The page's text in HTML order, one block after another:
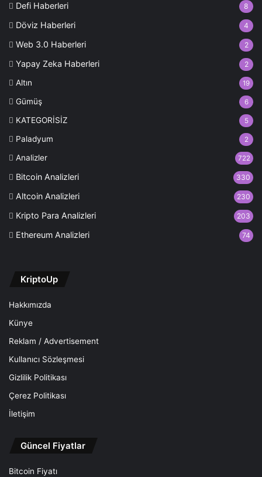
Defi Haberleri 8
Döviz Haberleri 4
Web 3.0 Haberleri 2
Yapay Zeka Haberleri 2
Altın 19
Gümüş 6
KATEGORİSİZ 5
Paladyum 2
Analizler 722
Bitcoin Analizleri 330
Altcoin Analizleri 230
Kripto Para Analizleri 203
Ethereum Analizleri 74
KriptoUp
Hakkımızda
Künye
Reklam / Advertisement
Kullanıcı Sözleşmesi
Gizlilik Politikası
Çerez Politikası
İletişim
Güncel Fiyatlar
Bitcoin Fiyatı